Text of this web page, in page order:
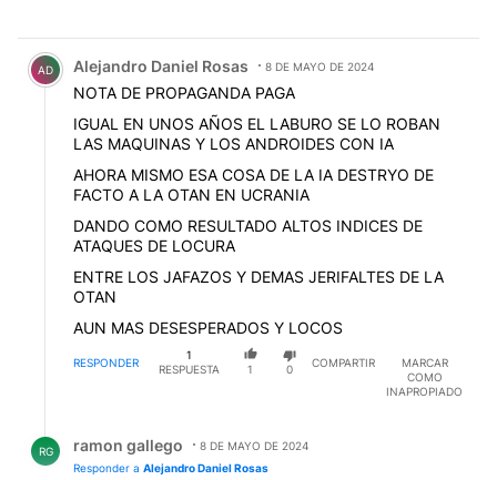
Comentario de Alejandro Daniel Rosas.
AD Alejandro Daniel Rosas 8 DE MAYO DE 2024
NOTA DE PROPAGANDA PAGA
IGUAL EN UNOS AÑOS EL LABURO SE LO ROBAN
LAS MAQUINAS Y LOS ANDROIDES CON IA
AHORA MISMO ESA COSA DE LA IA DESTRYO DE
FACTO A LA OTAN EN UCRANIA
DANDO COMO RESULTADO ALTOS INDICES DE
ATAQUES DE LOCURA
ENTRE LOS JAFAZOS Y DEMAS JERIFALTES DE LA
OTAN
AUN MAS DESESPERADOS Y LOCOS
RESPONDER
1
RESPUESTA
1 0
COMPARTIR
MARCAR
COMO
INAPROPIADO
RG ramon gallego
8 DE MAYO DE 2024
Responder a Alejandro Daniel Rosas